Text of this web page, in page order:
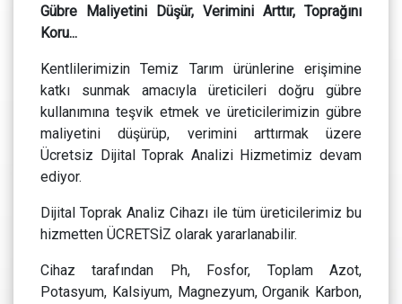
Gübre Maliyetini Düşür, Verimini Arttır, Toprağını
Koru...
Kentlilerimizin Temiz Tarım ürünlerine erişimine
katkı sunmak amacıyla üreticileri doğru gübre
kullanımına teşvik etmek ve üreticilerimizin gübre
maliyetini düşürüp, verimini arttırmak üzere
Ücretsiz Dijital Toprak Analizi Hizmetimiz devam
ediyor.
Dijital Toprak Analiz Cihazı ile tüm üreticilerimiz bu
hizmetten ÜCRETSİZ olarak yararlanabilir.
Cihaz tarafından Ph, Fosfor, Toplam Azot,
Potasyum, Kalsiyum, Magnezyum, Organik Karbon,